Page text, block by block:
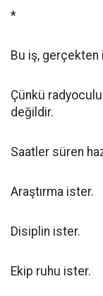
*
Bu iş, gerçekten
Çünkü
değildir.
Saatler süren
Araştırma ister.
Disiplin ister.
Ekip ruhu ister.